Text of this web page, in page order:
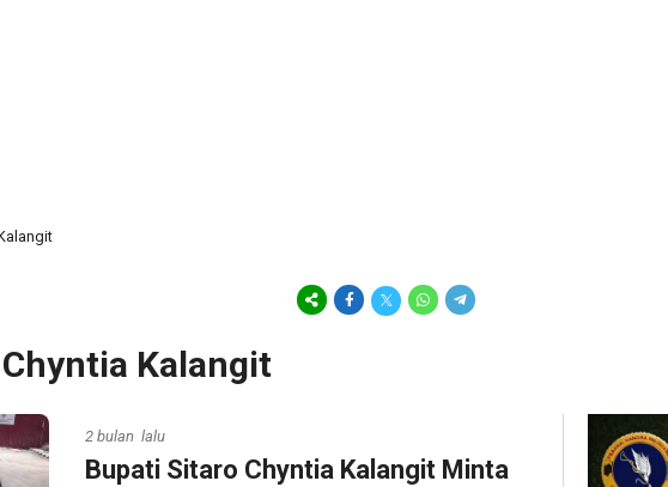
Kalangit
2 bulan lalu
Bupati Sitaro Chyntia Kalangit Minta